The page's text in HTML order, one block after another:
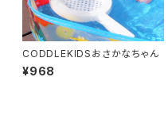
CODDLEKIDSおさかなちゃん
¥968